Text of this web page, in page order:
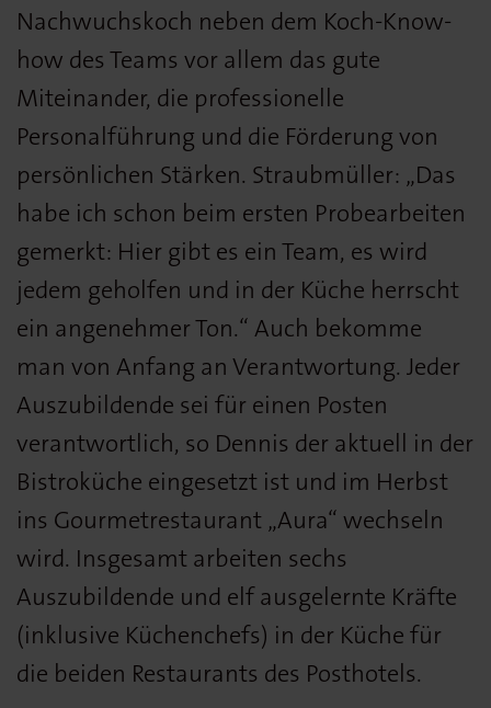
Nachwuchskoch neben dem Koch-Know-
how des Teams vor allem das gute
Miteinander, die professionelle
Personalführung und die Förderung von
persönlichen Stärken. Straubmüller: „Das
habe ich schon beim ersten Probearbeiten
gemerkt: Hier gibt es ein Team, es wird
jedem geholfen und in der Küche herrscht
ein angenehmer Ton.“ Auch bekomme
man von Anfang an Verantwortung. Jeder
Auszubildende sei für einen Posten
verantwortlich, so Dennis der aktuell in der
Bistroküche eingesetzt ist und im Herbst
ins Gourmetrestaurant „Aura“ wechseln
wird. Insgesamt arbeiten sechs
Auszubildende und elf ausgelernte Kräfte
(inklusive Küchenchefs) in der Küche für
die beiden Restaurants des Posthotels.